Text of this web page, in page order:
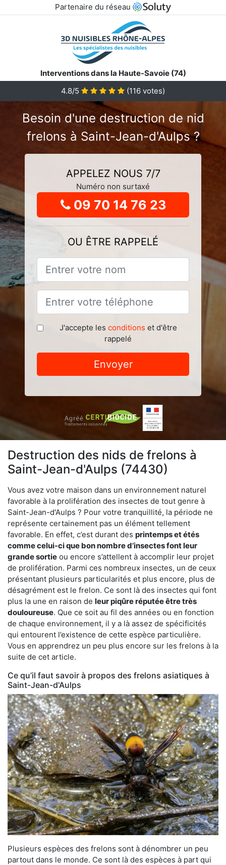
Partenaire du réseau
Interventions dans la Haute-Savoie (74)
4.8/5 (116 votes)
Besoin d'une destruction de nid
frelons à Saint-Jean-d'Aulps ?
APPELEZ NOUS 7/7
Numéro non surtaxé
09 70 14 76 23
OU ÊTRE RAPPELÉ
J'accepte les conditions et d'être
rappelé
Envoyer
Destruction des nids de frelons à
Saint-Jean-d'Aulps (74430)
Vous avez votre maison dans un environnement naturel
favorable à la prolifération des insectes de tout genre à
Saint-Jean-d'Aulps ? Pour votre tranquillité, la période ne
représente certainement pas un élément tellement
favorable. En effet, c’est durant des printemps et étés
comme celui-ci que bon nombre d’insectes font leur
grande sortie ou encore s’attellent à accomplir leur projet
de prolifération. Parmi ces nombreux insectes, un de ceux
présentant plusieurs particularités et plus encore, plus de
désagrément est le frelon. Ce sont là des insectes qui font
plus la une en raison de leur piqûre réputée être très
douloureuse. Que ce soit au fil des années ou en fonction
de chaque environnement, il y a là assez de spécificités
qui entourent l’existence de cette espèce particulière.
Vous en apprendrez un peu plus encore sur les frelons à la
suite de cet article.
Ce qu’il faut savoir à propos des frelons asiatiques à
Saint-Jean-d'Aulps
Plusieurs espèces des frelons sont à dénombrer un peu
partout dans le monde. Ce sont là des espèces à part qui